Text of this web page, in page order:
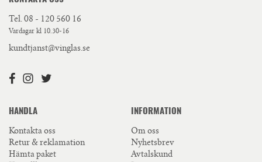
Tel. 08 - 120 560 16
Vardagar kl 10.30-16
kundtjanst@vinglas.se
HANDLA
Kontakta oss
Retur & reklamation
Hämta paket
INFORMATION
Om oss
Nyhetsbrev
Avtalskund